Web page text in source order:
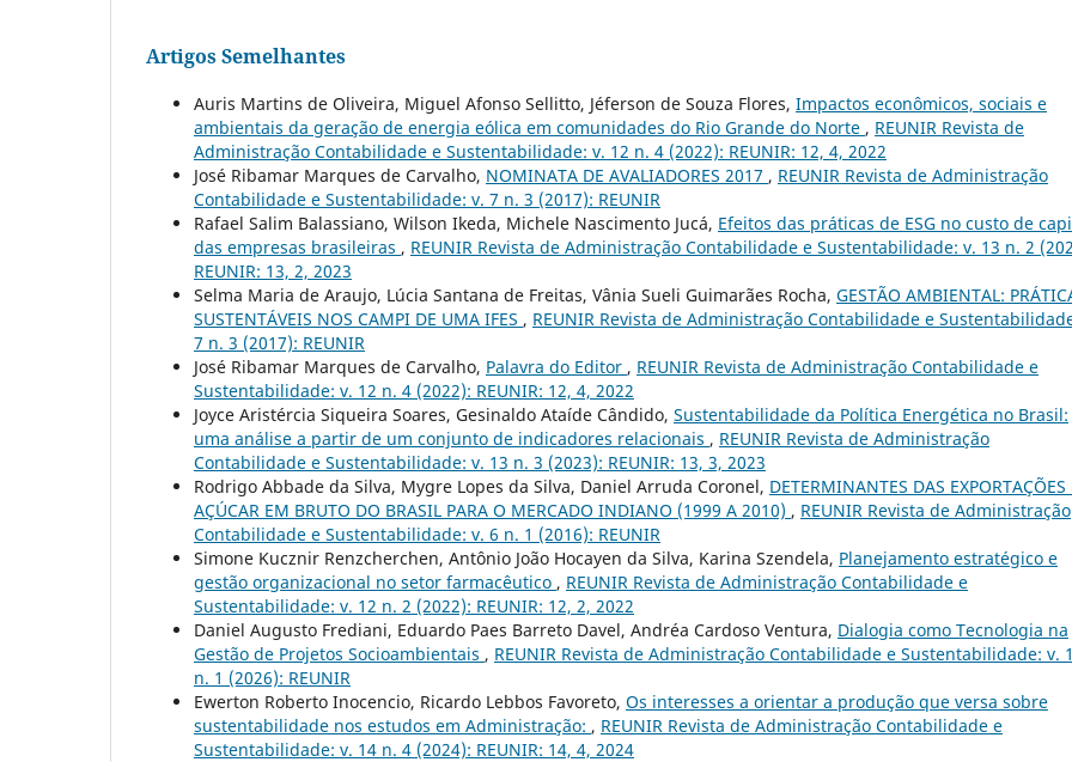
Artigos Semelhantes
Auris Martins de Oliveira, Miguel Afonso Sellitto, Jéferson de Souza Flores, Impactos econômicos, sociais e
ambientais da geração de energia eólica em comunidades do Rio Grande do Norte , REUNIR Revista de
Administração Contabilidade e Sustentabilidade: v. 12 n. 4 (2022): REUNIR: 12, 4, 2022
José Ribamar Marques de Carvalho, NOMINATA DE AVALIADORES 2017 , REUNIR Revista de Administração
Contabilidade e Sustentabilidade: v. 7 n. 3 (2017): REUNIR
Rafael Salim Balassiano, Wilson Ikeda, Michele Nascimento Jucá, Efeitos das práticas de ESG no custo de
das empresas brasileiras , REUNIR Revista de Administração Contabilidade e Sustentabilidade: v. 13 n. 2
REUNIR: 13, 2, 2023
Selma Maria de Araujo, Lúcia Santana de Freitas, Vânia Sueli Guimarães Rocha, GESTÃO AMBIENTAL:
SUSTENTÁVEIS NOS CAMPI DE UMA IFES , REUNIR Revista de Administração Contabilidade e
7 n. 3 (2017): REUNIR
José Ribamar Marques de Carvalho, Palavra do Editor , REUNIR Revista de Administração Contabilidade e
Sustentabilidade: v. 12 n. 4 (2022): REUNIR: 12, 4, 2022
Joyce Aristércia Siqueira Soares, Gesinaldo Ataíde Cândido, Sustentabilidade da Política Energética no Brasil:
uma análise a partir de um conjunto de indicadores relacionais , REUNIR Revista de Administração
Contabilidade e Sustentabilidade: v. 13 n. 3 (2023): REUNIR: 13, 3, 2023
Rodrigo Abbade da Silva, Mygre Lopes da Silva, Daniel Arruda Coronel, DETERMINANTES DAS EXPORTAÇÕES
AÇÚCAR EM BRUTO DO BRASIL PARA O MERCADO INDIANO (1999 A 2010) , REUNIR Revista de Administração
Contabilidade e Sustentabilidade: v. 6 n. 1 (2016): REUNIR
Simone Kucznir Renzcherchen, Antônio João Hocayen da Silva, Karina Szendela, Planejamento estratégico e
gestão organizacional no setor farmacêutico , REUNIR Revista de Administração Contabilidade e
Sustentabilidade: v. 12 n. 2 (2022): REUNIR: 12, 2, 2022
Daniel Augusto Frediani, Eduardo Paes Barreto Davel, Andréa Cardoso Ventura, Dialogia como Tecnologia na
Gestão de Projetos Socioambientais , REUNIR Revista de Administração Contabilidade e Sustentabilidade: v.
n. 1 (2026): REUNIR
Ewerton Roberto Inocencio, Ricardo Lebbos Favoreto, Os interesses a orientar a produção que versa sobre
sustentabilidade nos estudos em Administração: , REUNIR Revista de Administração Contabilidade e
Sustentabilidade: v. 14 n. 4 (2024): REUNIR: 14, 4, 2024